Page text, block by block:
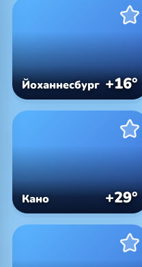
Йоханнесбург +16°
Кано +29°